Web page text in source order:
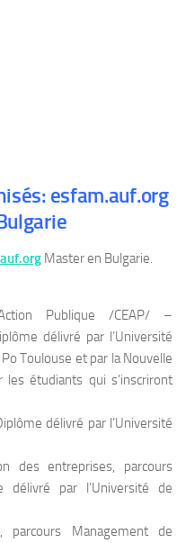
esfam.auf.org
Master en Bulgarie.
Publique /CEAP/ –
délivré par l’Université
Toulouse et par la Nouvelle
les étudiants qui s’inscriront
délivré par l’Université
des entreprises, parcours
délivré par l’Université de
parcours Management de